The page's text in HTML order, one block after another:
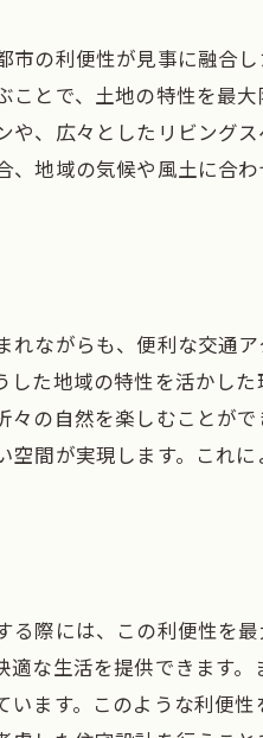
し
の利便性が見事に融合
とで、土地の特性を最
、広々としたリビング
地域の気候や風土に合
ながらも、便利な交通
た地域の特性を活かし
の自然を楽しむことがで
間が実現します。これ
際には、この利便性を
な生活を提供できます。
ます。このような利便